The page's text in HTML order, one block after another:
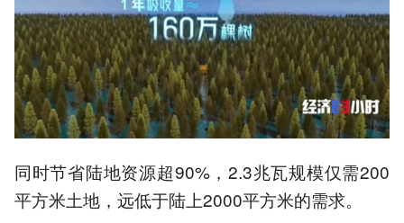
同时节省陆地资源超90%，2.3兆瓦规模仅需200
平方米土地，远低于陆上2000平方米的需求。